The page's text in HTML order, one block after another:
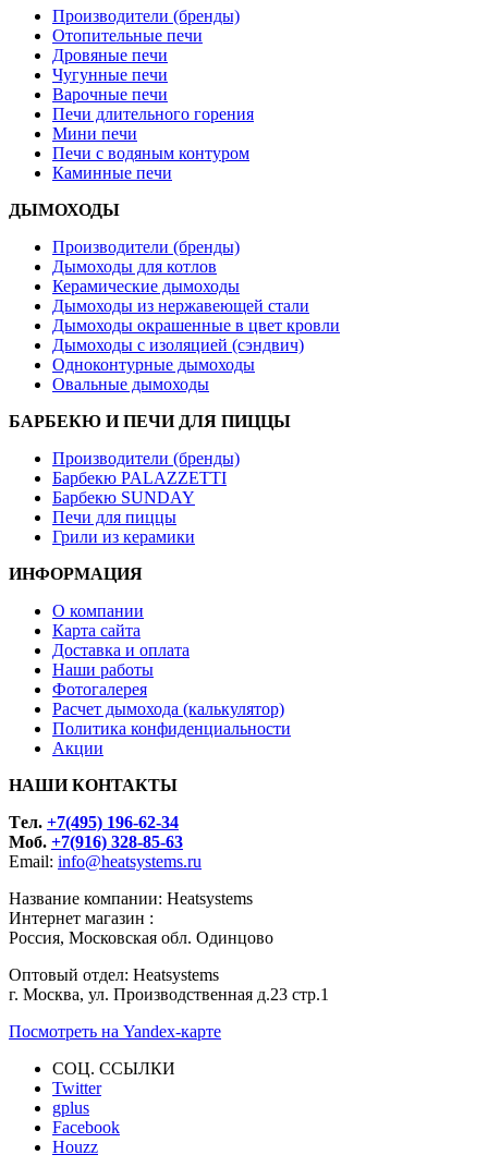
Производители (бренды)
Отопительные печи
Дровяные печи
Чугунные печи
Варочные печи
Печи длительного горения
Мини печи
Печи с водяным контуром
Каминные печи
ДЫМОХОДЫ
Производители (бренды)
Дымоходы для котлов
Керамические дымоходы
Дымоходы из нержавеющей стали
Дымоходы окрашенные в цвет кровли
Дымоходы с изоляцией (сэндвич)
Одноконтурные дымоходы
Овальные дымоходы
БАРБЕКЮ И ПЕЧИ ДЛЯ ПИЦЦЫ
Производители (бренды)
Барбекю PALAZZETTI
Барбекю SUNDAY
Печи для пиццы
Грили из керамики
ИНФОРМАЦИЯ
О компании
Карта сайта
Доставка и оплата
Наши работы
Фотогалерея
Расчет дымохода (калькулятор)
Политика конфиденциальности
Акции
НАШИ КОНТАКТЫ
Tел. +7(495) 196-62-34
Моб. +7(916) 328-85-63
Email: info@heatsystems.ru
Название компании: Heatsystems
Интернет магазин :
Россия, Московская обл. Одинцово
Оптовый отдел: Heatsystems
г. Москва, ул. Производственная д.23 стр.1
Посмотреть на Yandex-карте
СОЦ. ССЫЛКИ
Twitter
gplus
Facebook
Houzz